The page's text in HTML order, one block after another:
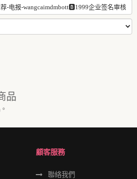
品
顧客服務
聯絡我們